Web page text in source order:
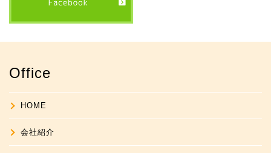
Office
HOME
会社紹介